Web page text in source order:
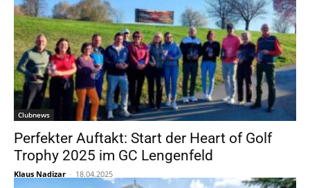
Clubnews
Perfekter Auftakt: Start der Heart of Golf
Trophy 2025 im GC Lengenfeld
Klaus Nadizar - 18.04.2025